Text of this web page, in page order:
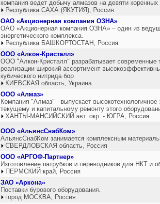
компания ведет добычу алмазов на девяти
Республика САХА (ЯКУТИЯ), Россия
ОАО «Акционерная компания ОЗНА»
ОАО «Акционерная компания ОЗНА» – один из
энергетического комплекса.
Республика БАШКОРТОСТАН, Россия
ООО «Алкон-Кристалл»
ООО "Алкон-Кристалл" разрабатывает современные
реализации широкий ассортимент
кубического нитрида бор
КИЕВСКАЯ область, Украина
ООО «Алмаз»
Компания "Алмаз" - выпускает
текущему и капитальному ремонту этого
ХАНТЫ-МАНСИЙСКИЙ авт. окр. - ЮГРА, Россия
ООО «АльянсСнабКом»
АльянсСнабКом занимается комплексным
СВЕРДЛОВСКАЯ область, Россия
ООО «АРГОФ-Партнер»
Изготовление патрубков и переводников для НКТ
ПЕРМСКИЙ край, Россия
ЗАО «Аркона»
Поставки бурового оборудования.
город МОСКВА, Россия